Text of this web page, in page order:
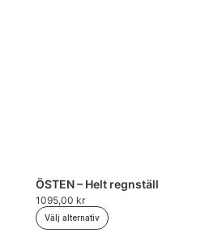
ÖSTEN – Helt regnställ
1095,00 kr
Välj alternativ